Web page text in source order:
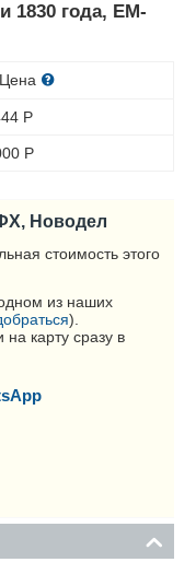
1830 года, ЕМ-
Цена
Р
Р
Новодел
стоимость этого
из наших
).
карту сразу в